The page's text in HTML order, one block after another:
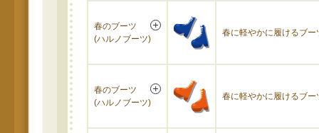
春のブーツ
(ハルノブーツ)
春に軽やかに履けるブー
春のブーツ
(ハルノブーツ)
春に軽やかに履けるブー